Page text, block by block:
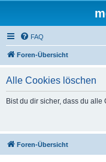
FAQ
Foren-Übersicht
Alle Cookies löschen
Bist du dir sicher, dass du
Foren-Übersicht